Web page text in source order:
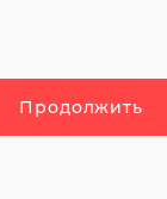
Продолжить